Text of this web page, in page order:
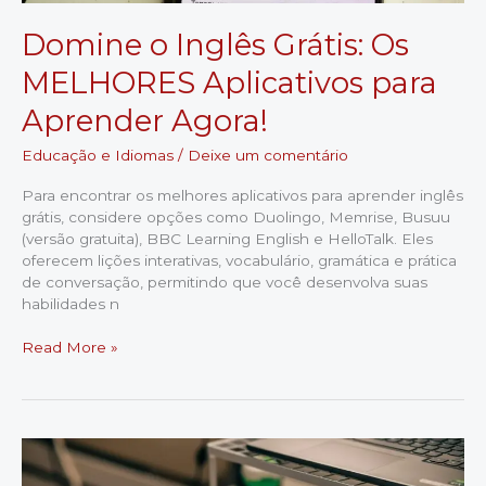
Domine o Inglês Grátis: Os
MELHORES Aplicativos para
Aprender Agora!
Educação e Idiomas / Deixe um comentário
Para encontrar os melhores aplicativos para aprender inglês
grátis, considere opções como Duolingo, Memrise, Busuu
(versão gratuita), BBC Learning English e HelloTalk. Eles
oferecem lições interativas, vocabulário, gramática e prática
de conversação, permitindo que você desenvolva suas
habilidades n
Domine
MELHORES
Aplicativos
Read More »